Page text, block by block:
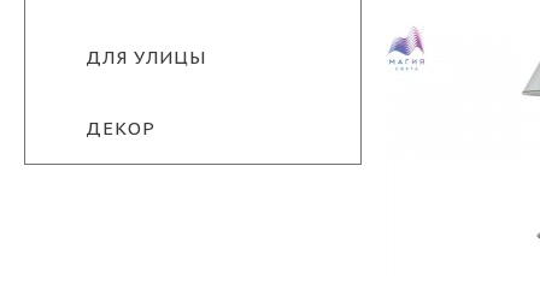
ДЛЯ УЛИЦЫ
ДЕКОР